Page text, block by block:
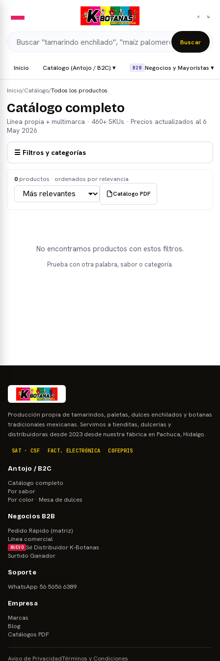
Buscar
Inicio Catálogo (Antojo / B2C) ▾ B2B Negocios y Mayoristas ▾
Inicio/Catálogo/Todos los productos
Catálogo completo
Línea propia + multimarca · 460+ SKUs · Precios actualizados al 6
May 2026
☰ Filtros y categorías
0 productos · ordenados por relevancia
Catálogo PDF
No encontramos productos con estos filtros.
Prueba con otra palabra, sabor o categoría.
Producción propia de tamarindos, paletas, dulces enchilados y botanas
tradicionales mexicanas. Servimos a tienditas, dulcerías y
distribuidoras desde 2023 desde nuestra fábrica en Pachuca, Hidalgo.
SAT · CSF FACT. ELECTRÓNICA COFEPRIS
Antojo / B2C
Catálogo completo
Por sabor
Por color · Mesa de dulces
Negocios B2B
Pedido Rápido (matriz)
Línea comercial
NUEVO Sé Distribuidor K-Botanas
Surtido Ganador
Soporte
WhatsApp 56 5656 6389
Empresa
Marcas
Blog
Catálogos PDF
Aviso de PrivacidadTérminos y Condiciones